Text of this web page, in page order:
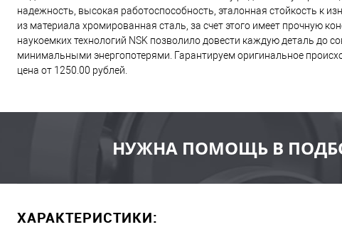
надежность, высокая работоспособность, эталонная стойкость к
из материала хромированная сталь, за счет этого имеет прочную
наукоемких технологий NSK позволило довести каждую деталь до
минимальными энергопотерями. Гарантируем оригинальное
цена от 1250.00 рублей.
НУЖНА ПОМОЩЬ В
ХАРАКТЕРИСТИКИ: